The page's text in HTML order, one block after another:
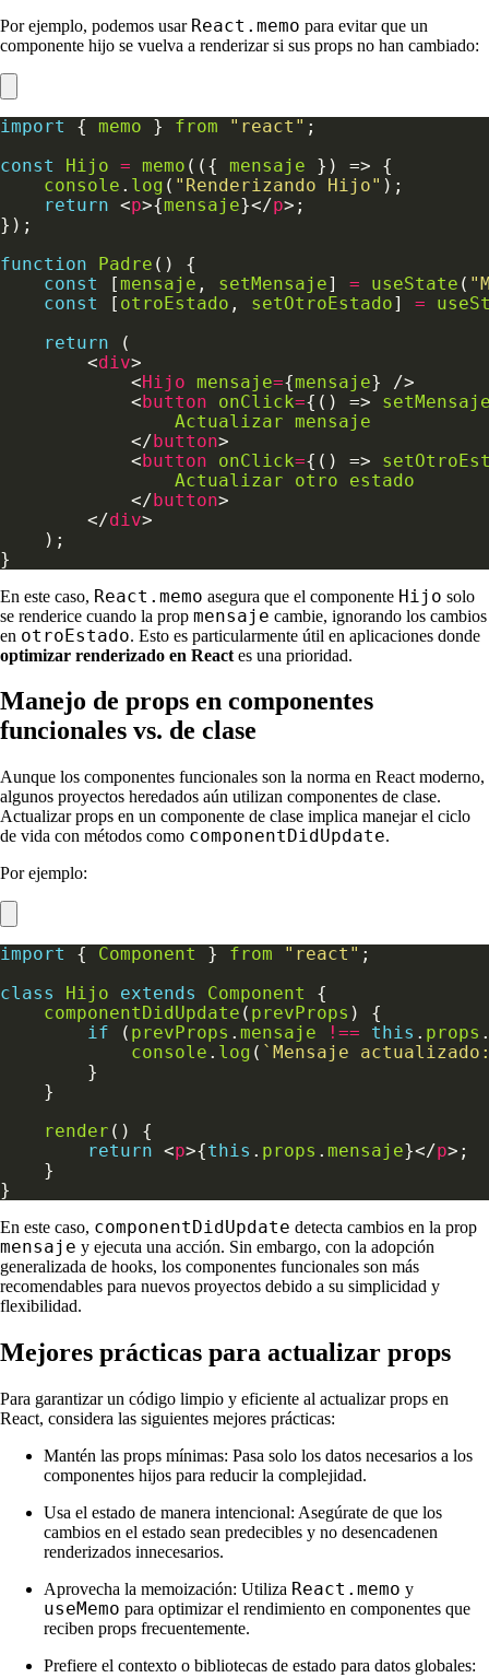
Por ejemplo, podemos usar React.memo para evitar que un
componente hijo se vuelva a renderizar si sus props no han cambiado:
import { memo } from "react"
const
Hijo = memo (({ mensaje
console . log ( "Renderizando Hijo"
return <p>{mensaje}</p
function
Padre
const
[mensaje , setMensaje] = useState (
const
[ otroEstado , setOtroEstado] =
return
        <
div
            <
Hijo mensaje={mensaje
            <
button onClick={() =>
Actualizar mensaje
            </
button
            <
button onClick={() =>
Actualizar
otro
estado
            </
button
        </
div
En este caso, React.memo asegura que el componente Hijo solo
se renderice cuando la prop mensaje cambie, ignorando los cambios
en otroEstado. Esto es particularmente útil en aplicaciones donde
optimizar renderizado en React es una prioridad.
Manejo de props en componentes
funcionales vs. de clase
Aunque los componentes funcionales son la norma en React moderno,
algunos proyectos heredados aún utilizan componentes de clase.
Actualizar props en un componente de clase implica manejar el ciclo
de vida con métodos como componentDidUpdate.
Por ejemplo:
import { Component } from "react"
class
Hijo extends Component
componentDidUpdate ( prevProps
if ( prevProps . mensaje !== this . props
console . log ( `Mensaje
render
return <p>{this . props . mensaje}</p
En este caso, componentDidUpdate detecta cambios en la prop
mensaje y ejecuta una acción. Sin embargo, con la adopción
generalizada de hooks, los componentes funcionales son más
recomendables para nuevos proyectos debido a su simplicidad y
flexibilidad.
Mejores prácticas para actualizar props
Para garantizar un código limpio y eficiente al actualizar props en
React, considera las siguientes mejores prácticas:
Mantén las props mínimas: Pasa solo los datos necesarios a los
componentes hijos para reducir la complejidad.
Usa el estado de manera intencional: Asegúrate de que los
cambios en el estado sean predecibles y no desencadenen
renderizados innecesarios.
Aprovecha la memoización: Utiliza React.memo y
useMemo para optimizar el rendimiento en componentes que
reciben props frecuentemente.
Prefiere el contexto o bibliotecas de estado para datos globales: